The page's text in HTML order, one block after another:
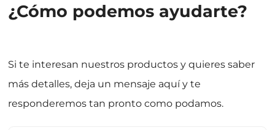
¿Cómo podemos ayudarte?
Si te interesan nuestros productos y quieres saber
más detalles, deja un mensaje aquí y te
responderemos tan pronto como podamos.